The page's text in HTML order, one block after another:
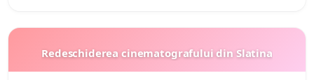
Redeschiderea cinematografului din Slatina